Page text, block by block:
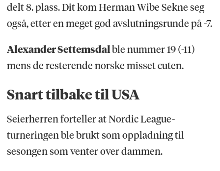
delt 8. plass. Dit kom Herman Wibe Sekne seg
også, etter en meget god avslutningsrunde på -7.
Alexander Settemsdalble nummer 19 (-11)
mens de resterende norske misset cuten.
Snart tilbake til USA
Seierherren forteller at Nordic League-
turneringen ble brukt som oppladning til
sesongen som venter over dammen.